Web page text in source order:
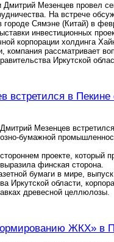
Мезенцев провел
На встрече
Сямэне (Китай) в
инвестиционных
корпорации холдинга
компания рассматривает
Иркутской
встретился в
Мезенцев
бумажной
проекте, который
финская сторона.
бумаги в мире,
Иркутской области,
древесной целлюлозы.
ЖКХ» в